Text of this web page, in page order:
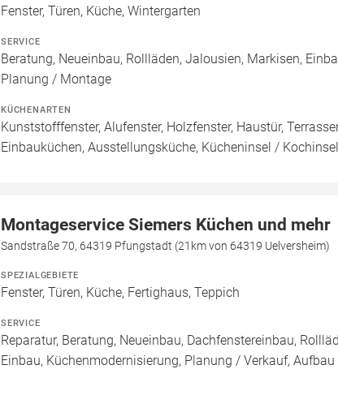
Fenster, Türen, Küche, Wintergarten
SERVICE
Beratung, Neueinbau, Rollläden, Jalousien, Markisen,
Planung / Montage
KÜCHENARTEN
Kunststofffenster, Alufenster, Holzfenster, Haustür,
Einbauküchen, Ausstellungsküche, Kücheninsel /
Montageservice Siemers Küchen und mehr
Sandstraße 70, 64319 Pfungstadt (21km von 64319 Uelversheim)
SPEZIALGEBIETE
Fenster, Türen, Küche, Fertighaus, Teppich
SERVICE
Reparatur, Beratung, Neueinbau, Dachfenstereinbau,
Einbau, Küchenmodernisierung, Planung / Verkauf,